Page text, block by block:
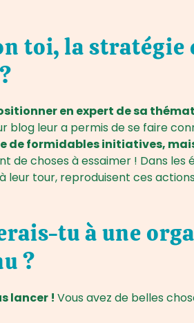
toi, la stratégie
en expert de sa
blog leur a permis de se faire
de formidables initiatives,
de choses à essaimer ! Dans les
leur tour, reproduisent ces
tu à une
?
lancer ! Vous avez de belles